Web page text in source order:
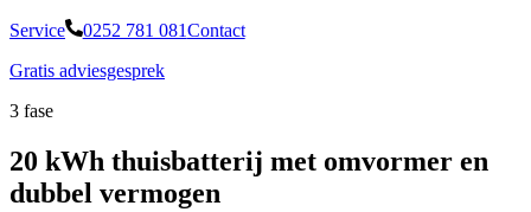
Service 0252 781 081Contact
Gratis adviesgesprek
3 fase
20 kWh thuisbatterij met omvormer en
dubbel vermogen